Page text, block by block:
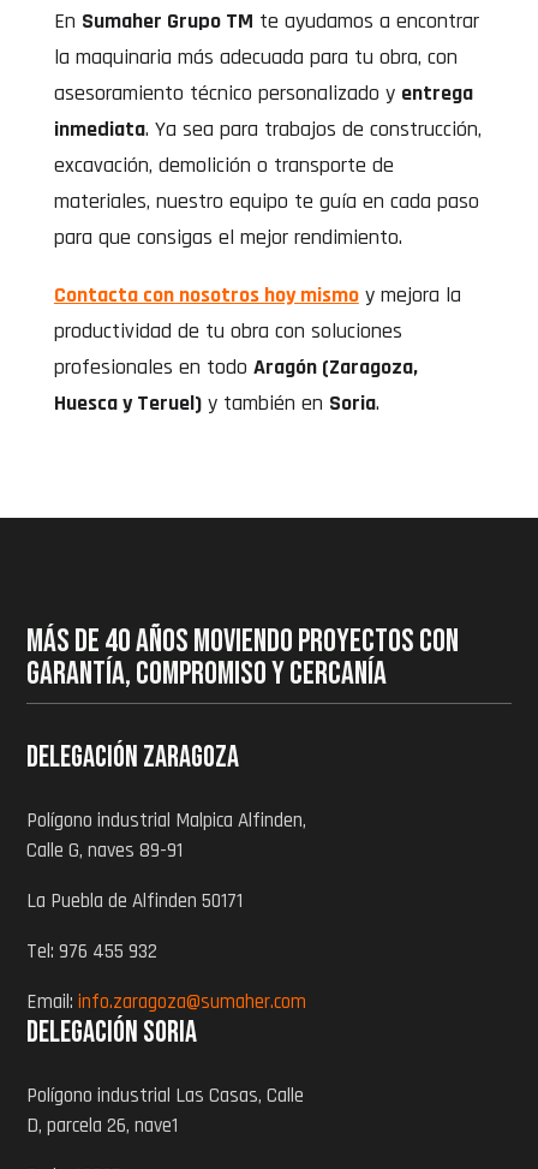
En Sumaher Grupo TM te ayudamos a encontrar
la maquinaria más adecuada para tu obra, con
asesoramiento técnico personalizado y entrega
inmediata. Ya sea para trabajos de construcción,
excavación, demolición o transporte de
materiales, nuestro equipo te guía en cada paso
para que consigas el mejor rendimiento.
Contacta con nosotros hoy mismoy mejora la
productividad de tu obra con soluciones
profesionales en todo Aragón (Zaragoza,
Huesca y Teruel)y también en Soria.
MÁS DE 40 AÑOS MOVIENDO PROYECTOS CON
GARANTÍA, COMPROMISO Y CERCANÍA
Delegación zaragoza
Polígono industrial Malpica Alfinden,
Calle G, naves 89-91
La Puebla de Alfinden 50171
Tel: 976 455 932
Email:info.zaragoza@sumaher.com
Delegación Soria
Polígono industrial Las Casas, Calle
D, parcela 26, nave1